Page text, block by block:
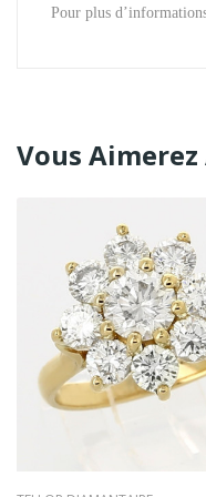
Pour plus
Vous Aimerez